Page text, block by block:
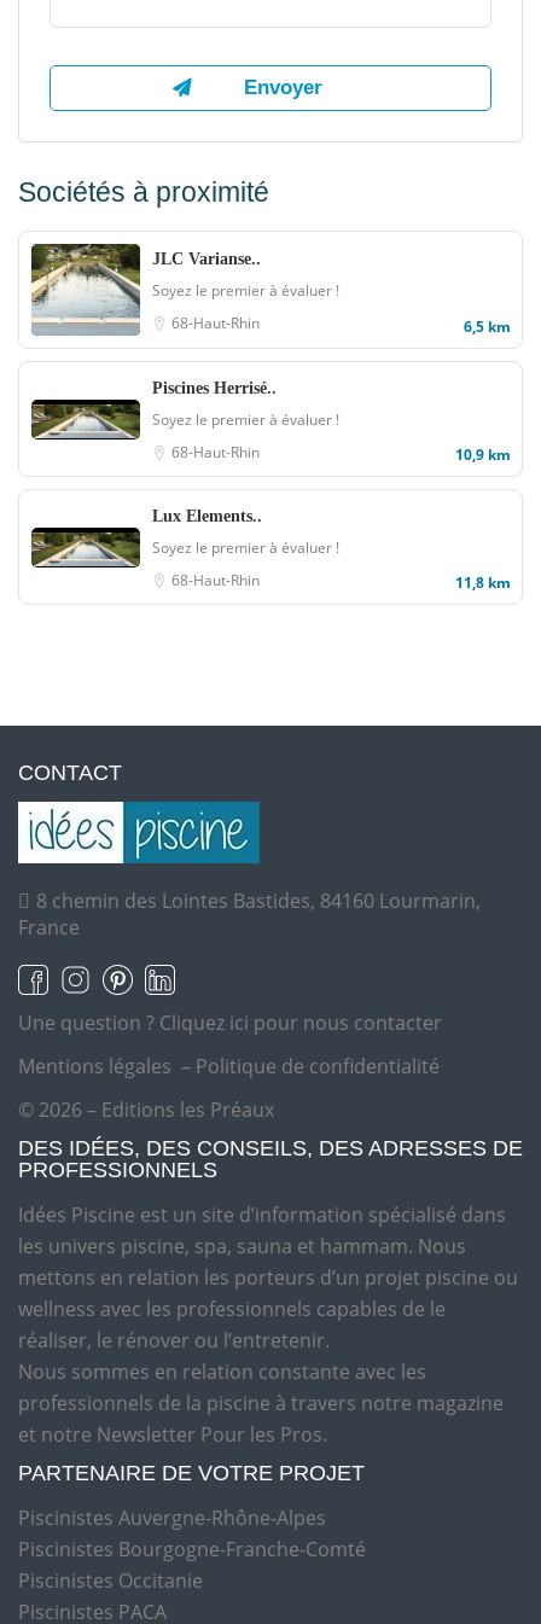
Sociétés à proximité
JLC Varianse..
Soyez le premier à évaluer !
68-Haut-Rhin
6,5 km
Piscines Herrisé..
Soyez le premier à évaluer !
68-Haut-Rhin
10,9 km
Lux Elements..
Soyez le premier à évaluer !
68-Haut-Rhin
11,8 km
CONTACT
8 chemin des Lointes Bastides, 84160 Lourmarin,
France
Une question ? Cliquez ici pour nous contacter
Mentions légales – Politique de confidentialité
© 2026 – Editions les Préaux
DES IDÉES, DES CONSEILS, DES ADRESSES DE
PROFESSIONNELS
Idées Piscine est un site d’information spécialisé dans
les univers piscine, spa, sauna et hammam. Nous
mettons en relation les porteurs d’un projet piscine ou
wellness avec les professionnels capables de le
réaliser, le rénover ou l’entretenir.
Nous sommes en relation constante avec les
professionnels de la piscine à travers notre magazine
et notre Newsletter Pour les Pros.
PARTENAIRE DE VOTRE PROJET
Piscinistes Auvergne-Rhône-Alpes
Piscinistes Bourgogne-Franche-Comté
Piscinistes Occitanie
Piscinistes PACA